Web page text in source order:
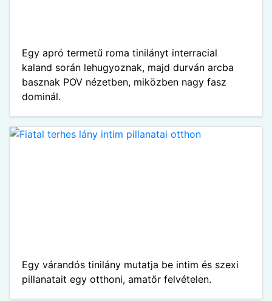
Egy apró termetű roma tinilányt interracial
kaland során lehugyoznak, majd durván arcba
basznak POV nézetben, miközben nagy fasz
dominál.
Egy várandós tinilány mutatja be intim és szexi
pillanatait egy otthoni, amatőr felvételen.